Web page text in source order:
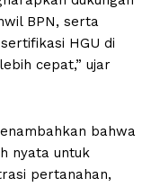
BPN, serta
HGU di
cepat,” ujar
bahwa
nyata untuk
pertanahan,